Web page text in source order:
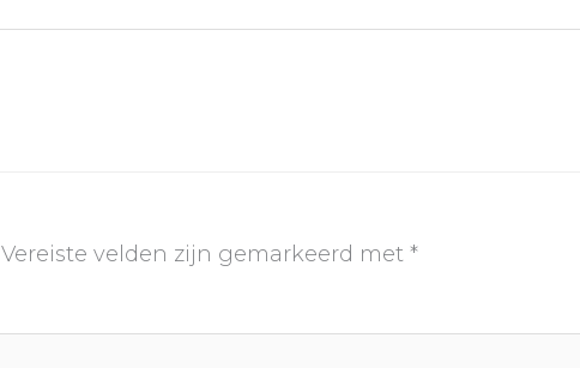
Vereiste velden zijn gemarkeerd met *